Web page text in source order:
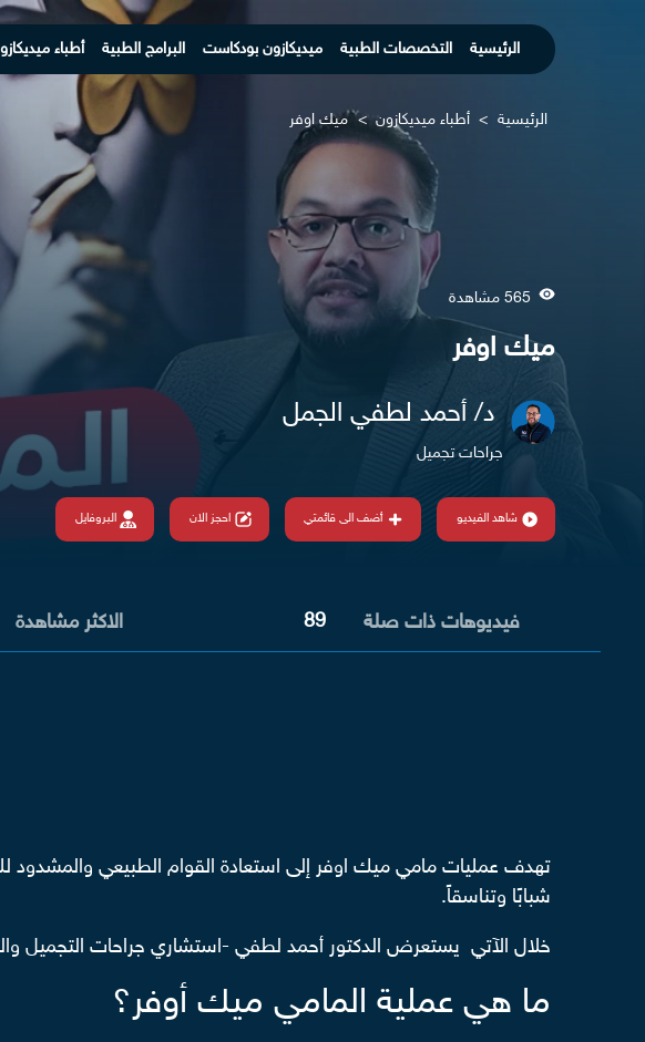
الرئيسية التخصصات الطبية ميديكازون بودكاست البرامج الطبية أطباء
الرئيسية > أطباء ميديكازون > ميك اوفر
565 مشاهدة
ميك اوفر
د/ أحمد لطفي الجمل
جراحات تجميل
شاهد الفيديو أضف الى قائمتي احجز الان البروفايل
فيديوهات ذات صلة 89 الاكثر مشاهدة
تهدف عمليات مامي ميك اوفر إلى استعادة القوام الطبيعي والمشدود
شبابًا وتناسقاً.
خلال الآتي يستعرض الدكتور أحمد لطفي-استشاري جراحات التجميل
ما هي عملية المامي ميك أوفر؟